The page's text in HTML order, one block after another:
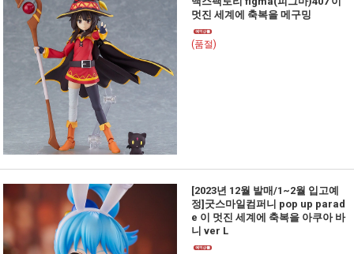
멋진 세계에 축복을 메구밍
(품절)
[2023년 12월 발매/1~2월 입고예
정]굿스마일컴퍼니 pop up parad
e 이 멋진 세계에 축복을 아쿠아 바
니 ver L